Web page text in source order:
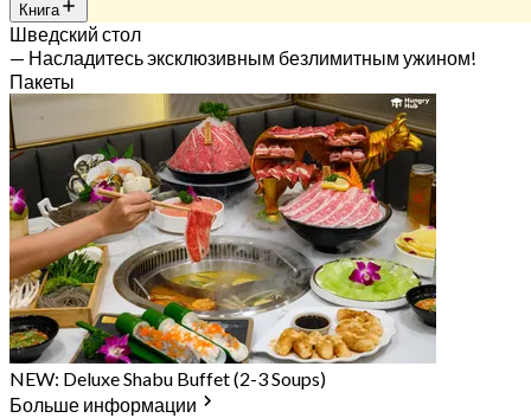
Книга
Шведский стол
— Насладитесь эксклюзивным безлимитным ужином!
Пакеты
NEW: Deluxe Shabu Buffet (2-3 Soups)
Больше информации